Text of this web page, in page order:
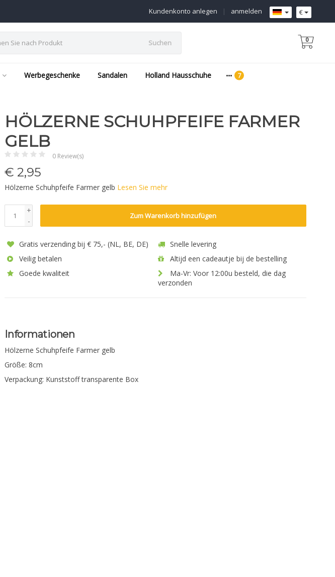
€
anmelden
|
Kundenkonto anlegen
Suchen 0
Werbegeschenke Sandalen Holland Hausschuhe
HÖLZERNE SCHUHPFEIFE FARMER
GELB
0 Review(s)
€ 2,95
Hölzerne Schuhpfeife Farmer gelb Lesen Sie mehr
+
-
Zum Warenkorb hinzufügen
Gratis verzending bij € 75,- (NL, BE, DE)
Snelle levering
Veilig betalen
Altijd een cadeautje bij de bestelling
Goede kwaliteit
Ma-Vr: Voor 12:00u besteld, die dag
verzonden
Informationen
Hölzerne Schuhpfeife Farmer gelb
Größe: 8cm
Verpackung: Kunststoff transparente Box